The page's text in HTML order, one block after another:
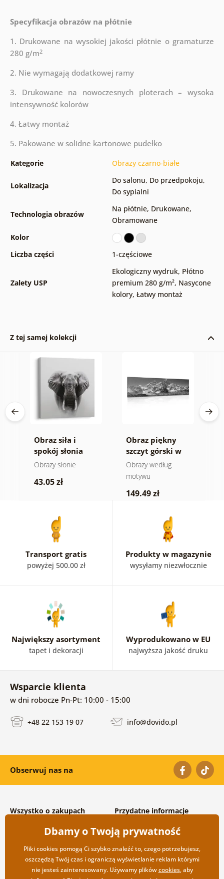
Specyfikacja obrazów na płótnie
1. Drukowane na wysokiej jakości płótnie o gramaturze
280 g/m2
2. Nie wymagają dodatkowej ramy
3. Drukowane na nowoczesnych ploterach – wysoka
intensywność kolorów
4. Łatwy montaż
5. Pakowane w solidne kartonowe pudełko
Kategorie Obrazy czarno-białe
Lokalizacja
Do salonu, Do przedpokoju,
Do sypialni
Technologia obrazów
Na płótnie, Drukowane,
Obramowane
Kolor
Liczba części
1-częściowe
Zalety USP
Ekologiczny wydruk, Płótno
premium 280 g/m², Nasycone
kolory, Łatwy montaż
Z tej samej kolekcji
Obraz siła i
spokój słonia
Obrazy słonie
43.05 zł
Obraz piękny
szczyt górski w
wersji czarno-
białej
Obrazy według
motywu
149.49 zł
Transport gratis
powyżej 500.00 zł
Produkty w magazynie
wysyłamy niezwłocznie
Największy asortyment
tapet i dekoracji
Wyprodukowano w EU
najwyższa jakość druku
Wsparcie klienta
w dni robocze Pn-Pt: 10:00 - 15:00
+48 22 153 19 07 info@dovido.pl
Obserwuj nas na
Wszystko o zakupach
Warunki handlowe i
reklamacyjne
Prywatność
Opcje wysyłki i płatności
Zwrot towarów
Przydatne informacje
Często zadawane pytania
Kontakt
Współpraca hurtowa
Dbamy o Twoją prywatność
Pliki cookies pomogą Ci szybko znaleźć to, czego potrzebujesz,
oszczędzą Twój czas i ograniczą wyświetlanie reklam którymi
nie jesteś zainteresowany. Używamy plikówcookies, aby